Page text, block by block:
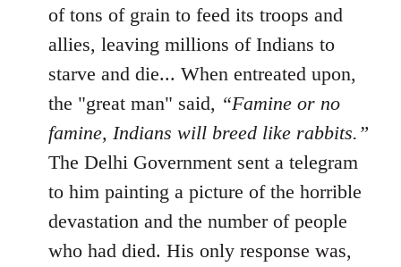
of tons of grain to feed its troops and
allies, leaving millions of Indians to
starve and die... When entreated upon,
the "great man" said, “Famine or no
famine, Indians will breed like rabbits.”
The Delhi Government sent a telegram
to him painting a picture of the horrible
devastation and the number of people
who had died. His only response was,